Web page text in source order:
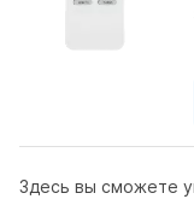
Здесь вы сможете